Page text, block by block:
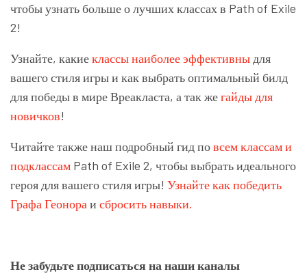
чтобы узнать больше о лучших классах в Path of Exile
2!
Узнайте, какиеклассы наиболее эффективны для
вашего стиля игры и как выбрать оптимальный билд
для победы в мире Вреакласта, а так жегайды для
новичков!
Читайте также наш подробный гид повсем классам и
подклассам Path of Exile 2, чтобы выбрать идеального
героя для вашего стиля игры! Узнайтекак победить
Графа Геонора и сбросить навыки.
Не забудьте подписаться на наши каналы